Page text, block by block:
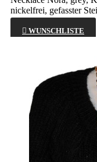
nickelfrei, gefasster
 WUNSCHLISTE